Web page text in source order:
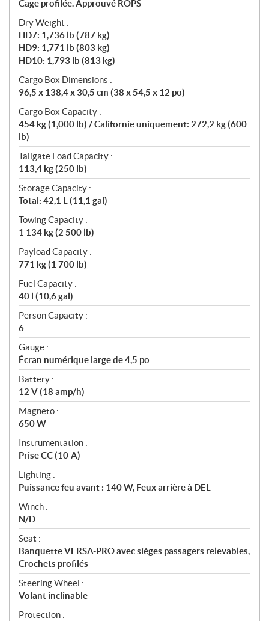
Cage profilée. Approuvé ROPS
Dry Weight :
HD7: 1,736 lb (787 kg)
HD9: 1,771 lb (803 kg)
HD10: 1,793 lb (813 kg)
Cargo Box Dimensions :
96,5 x 138,4 x 30,5 cm (38 x 54,5 x 12 po)
Cargo Box Capacity :
454 kg (1,000 lb) / Californie uniquement: 272,2 kg (600
lb)
Tailgate Load Capacity :
113,4 kg (250 lb)
Storage Capacity :
Total: 42,1 L (11,1 gal)
Towing Capacity :
1 134 kg (2 500 lb)
Payload Capacity :
771 kg (1 700 lb)
Fuel Capacity :
40 l (10,6 gal)
Person Capacity :
6
Gauge :
Écran numérique large de 4,5 po
Battery :
12 V (18 amp/h)
Magneto :
650 W
Instrumentation :
Prise CC (10-A)
Lighting :
Puissance feu avant : 140 W, Feux arrière à DEL
Winch :
N/D
Seat :
Banquette VERSA-PRO avec sièges passagers relevables,
Crochets profilés
Steering Wheel :
Volant inclinable
Protection :